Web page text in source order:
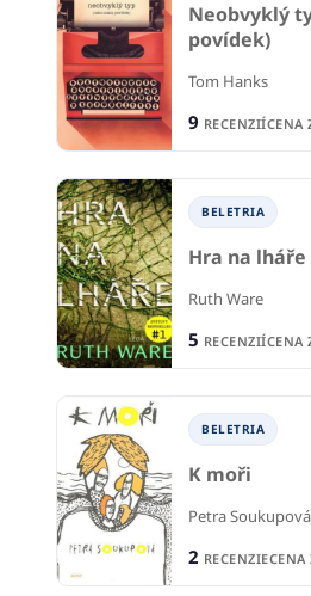
Neobvyklý
povídek)
Tom Hanks
9 RECENZIÍCENA
BELETRIA
Hra na lháře
Ruth Ware
5 RECENZIÍCENA
BELETRIA
K moři
Petra Soukupová
2 RECENZIECENA